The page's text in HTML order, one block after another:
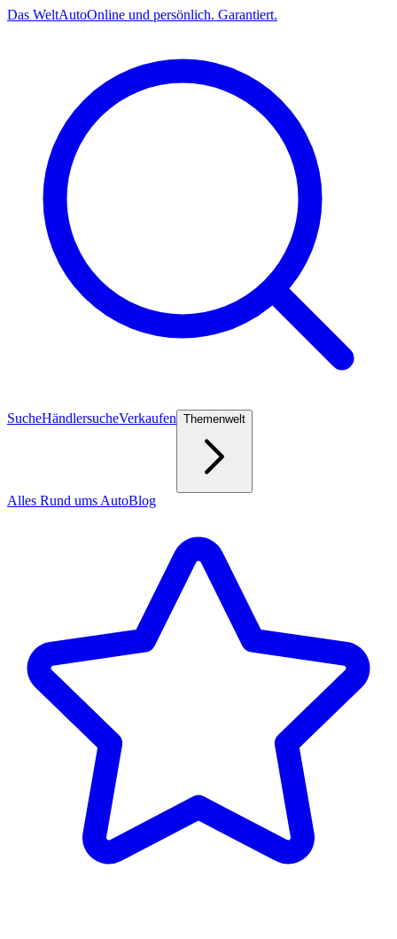
Das WeltAutoOnline und persönlich. Garantiert.
SucheHändlersucheVerkaufen Themenwelt
Alles Rund ums AutoBlog